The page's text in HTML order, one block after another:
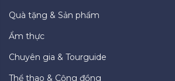
Quà tặng & Sản phẩm
Ẩm thực
Chuyên gia & Tourguide
Thể thao & Cộng đồng